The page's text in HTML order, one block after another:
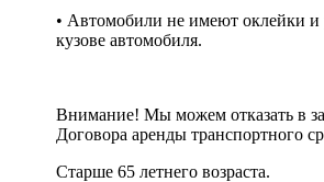
• Автомобили не имеют оклейки и
кузове автомобиля.
Внимание! Мы можем отказать в
Договора аренды транспортного
Старше 65 летнего возраста.